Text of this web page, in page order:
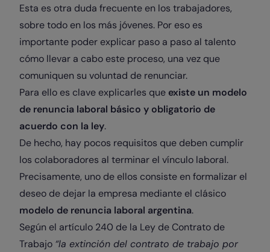
Esta es otra duda frecuente en los trabajadores,
sobre todo en los más jóvenes. Por eso es
importante poder explicar paso a paso al talento
cómo llevar a cabo este proceso, una vez que
comuniquen su voluntad de renunciar.
Para ello es clave explicarles que existe un modelo
de renuncia laboral básico y obligatorio de
acuerdo con la ley.
De hecho, hay pocos requisitos que deben cumplir
los colaboradores al terminar el vínculo laboral.
Precisamente, uno de ellos consiste en formalizar el
deseo de dejar la empresa mediante el clásico
modelo de renuncia laboral argentina.
Según el artículo 240 de la Ley de Contrato de
Trabajo “la extinción del contrato de trabajo por